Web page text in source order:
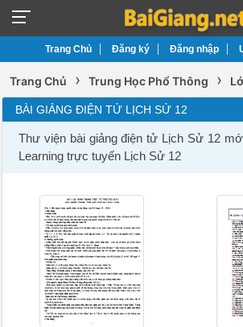
Trang Chủ Đăng ký Đăng nhập
Trang Chủ › Trung Học Phổ Thông ›
BÀI GIẢNG ĐIỆN TỬ LỊCH SỬ 12
Thư viện bài giảng điện tử Lịch Sử 12
Learning trực tuyến Lịch Sử 12